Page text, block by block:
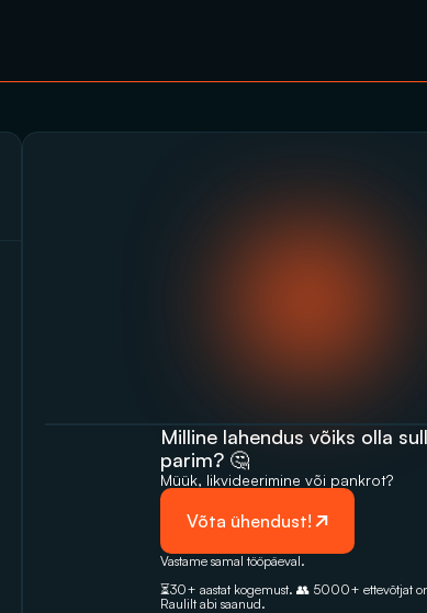
Meist
Milline lahendus võiks olla
parim? 🤔
Müük, likvideerimine‬‭ või pankrot?
Võta ühendust!
Vastame samal tööpäeval.
⏳30+ aastat kogemust. 👥 5000+‭ ettevõtjat
Raulilt abi saanud.‬